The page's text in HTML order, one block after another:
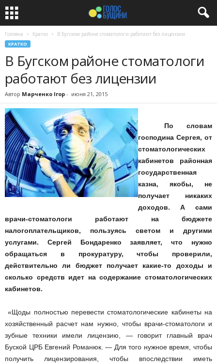
Головна Кратко В Бугском районе стоматологи работают без лицензии
КРАТКО
В Бугском районе стоматологи
работают без лицензии
Автор Марченко Ігор - июня 21, 2015
По словам
господина Сергея, от
стоматологических
кабинетов районная
государственная
казна, якобы, не
получает никаких
доходов. А сами
врачи-стоматологи работают на бюджете
налогоплательщиков, пользуясь светом и другими
услугами. Сергей Бондаренко заявляет, что нужно
обращаться в прокуратуру, чтобы проверили,
действительно ли бюджет получает какие-то доходы и
сколько средств идет на содержание стоматологических
кабинетов.
«Щоды полностью перевести стоматологические кабинеты на
хозяйственный расчет нам нужно, чтобы врачи-стоматологи и
зубные техники имели лицензию, — говорит главный врач
Буской ЦРБ Евгений Романюк. — Для того нужное время, чтобы
получить лицензирования, чтобы впоследствии иметь